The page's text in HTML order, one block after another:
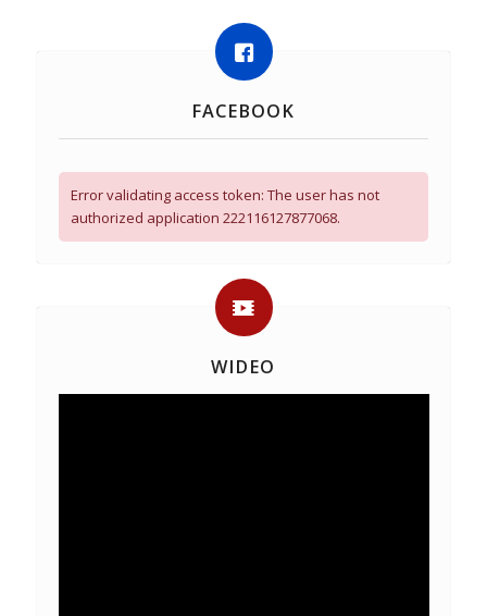
FACEBOOK
Error validating access token: The user has not
authorized application 222116127877068.
WIDEO